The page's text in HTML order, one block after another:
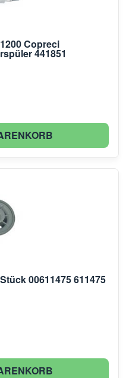
Copreci
441851
00611475 611475